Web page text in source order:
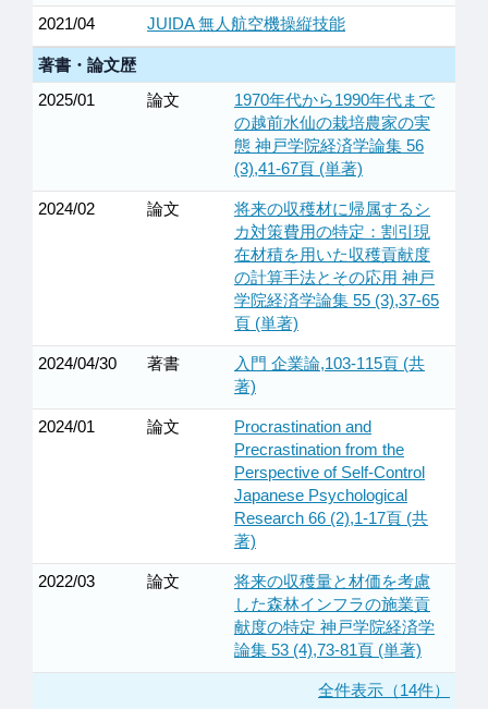
2021/04 JUIDA 無人航空機操縦技能
著書・論文歴
2025/01
論文
1970年代から1990年代まで
の越前水仙の栽培農家の実
態 神戸学院経済学論集 56
(3),41-67頁 (単著)
2024/02 論文
将来の収穫材に帰属するシ
カ対策費用の特定：割引現
在材積を用いた収穫貢献度
の計算手法とその応用 神戸
学院経済学論集 55 (3),37-65
頁 (単著)
2024/04/30 著書
入門 企業論,103-115頁 (共
著)
2024/01 論文
Procrastination and
Precrastination from the
Perspective of Self-Control
Japanese Psychological
Research 66 (2),1-17頁 (共
著)
2022/03 論文
将来の収穫量と材価を考慮
した森林インフラの施業貢
献度の特定 神戸学院経済学
論集 53 (4),73-81頁 (単著)
全件表示（14件）